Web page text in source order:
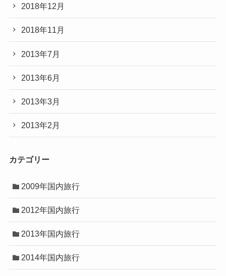
2018年12月
2018年11月
2013年7月
2013年6月
2013年3月
2013年2月
カテゴリー
2009年国内旅行
2012年国内旅行
2013年国内旅行
2014年国内旅行